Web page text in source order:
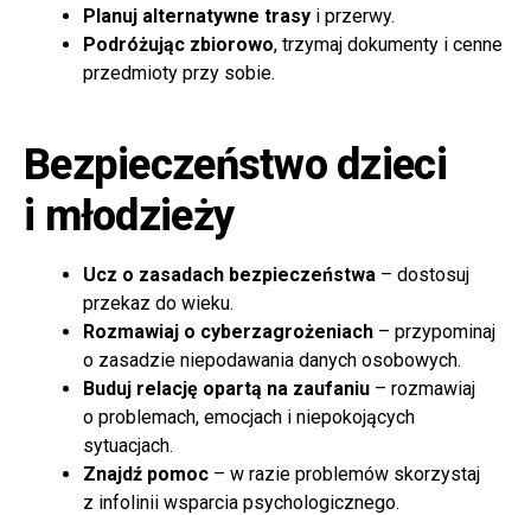
Planuj alternatywne trasy i przerwy.
Podróżując zbiorowo, trzymaj dokumenty i cenne
przedmioty przy sobie.
Bezpieczeństwo dzieci
i młodzieży
Ucz o zasadach bezpieczeństwa – dostosuj
przekaz do wieku.
Rozmawiaj o cyberzagrożeniach – przypominaj
o zasadzie niepodawania danych osobowych.
Buduj relację opartą na zaufaniu – rozmawiaj
o problemach, emocjach i niepokojących
sytuacjach.
Znajdź pomoc – w razie problemów skorzystaj
z infolinii wsparcia psychologicznego.